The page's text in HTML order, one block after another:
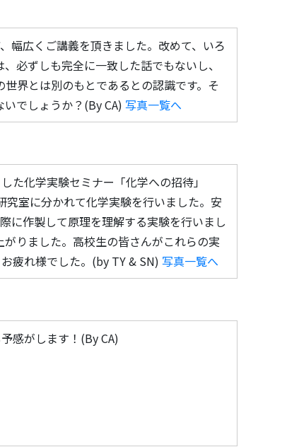
幅広くご講義を頂きました。改めて、いろ
必ずしも完全に一致した話でもないし、
界とは別のもとであるとの認識です。そ
でしょうか？(By CA) 写真一覧へ
た化学実験セミナー「化学への招待」
究室に分かれて化学実験を行いました。安
に作製して原理を理解する実験を行いまし
りました。高校生の皆さんがこれらの実
疲れ様でした。(by TY & SN) 写真一覧へ
感がします！(By CA)